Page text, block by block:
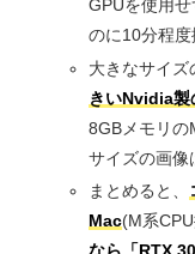
GPUを使用
のに10分程度
大きなサイズ
きいNvidia製
8GBメモリの
サイズの画像
まとめると、
Mac(M系CPU